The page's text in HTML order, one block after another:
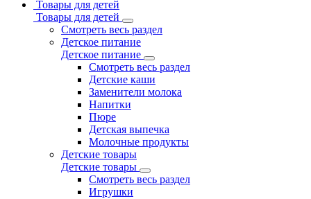
Товары для детей
Товары для детей
Смотреть весь раздел
Детское питание
Детское питание
Смотреть весь раздел
Детские каши
Заменители молока
Напитки
Пюре
Детская выпечка
Молочные продукты
Детские товары
Детские товары
Смотреть весь раздел
Игрушки